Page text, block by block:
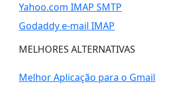
Yahoo.com IMAP SMTP
Godaddy e-mail IMAP
MELHORES ALTERNATIVAS
Melhor Aplicação para o Gmail